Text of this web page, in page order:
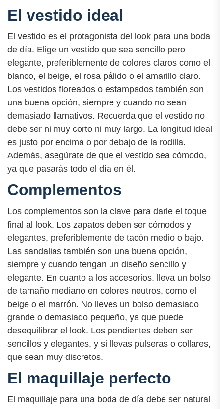
El vestido ideal
El vestido es el protagonista del look para una boda
de día. Elige un vestido que sea sencillo pero
elegante, preferiblemente de colores claros como el
blanco, el beige, el rosa pálido o el amarillo claro.
Los vestidos floreados o estampados también son
una buena opción, siempre y cuando no sean
demasiado llamativos. Recuerda que el vestido no
debe ser ni muy corto ni muy largo. La longitud ideal
es justo por encima o por debajo de la rodilla.
Además, asegúrate de que el vestido sea cómodo,
ya que pasarás todo el día en él.
Complementos
Los complementos son la clave para darle el toque
final al look. Los zapatos deben ser cómodos y
elegantes, preferiblemente de tacón medio o bajo.
Las sandalias también son una buena opción,
siempre y cuando tengan un diseño sencillo y
elegante. En cuanto a los accesorios, lleva un bolso
de tamaño mediano en colores neutros, como el
beige o el marrón. No lleves un bolso demasiado
grande o demasiado pequeño, ya que puede
desequilibrar el look. Los pendientes deben ser
sencillos y elegantes, y si llevas pulseras o collares,
que sean muy discretos.
El maquillaje perfecto
El maquillaje para una boda de día debe ser natural